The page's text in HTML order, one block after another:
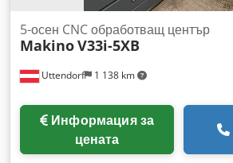
Uttendorf 1 138 km
5-осен CNC обработващ център
MakinoV33i-5XB
Информация за
цената